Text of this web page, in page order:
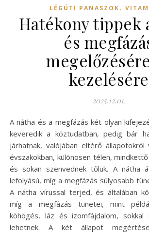
LÉGÚTI PANASZOK,
Hatékony tippek
és
kezelésére
2025.12.01.
A nátha és a megfázás két olyan kifejezés, amely gyakran
keveredik a köztudatban, pedig bár
járhatnak, valójában eltérő
évszakokban, különösen télen,
és sokan szenvednek tőlük. A nátha
lefolyású, míg a megfázás súlyosabb
A nátha vírussal terjed, és általában
míg a megfázás tünetei, mint
köhögés, láz és izomfájdalom, sokkal
lehetnek. A két állapot